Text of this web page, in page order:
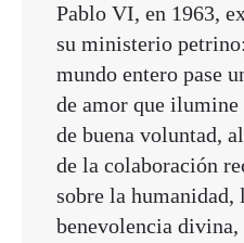
Pablo VI, en 1963,
su ministerio
mundo entero pase
de amor que ilumine
de buena voluntad,
de la colaboración
sobre la humanidad,
benevolencia